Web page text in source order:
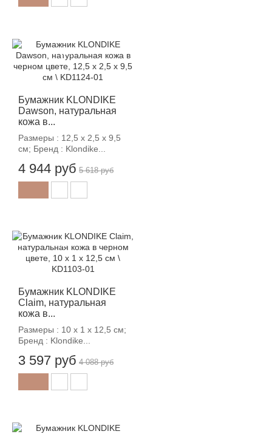
Бумажник KLONDIKE
Dawson, натуральная
кожа в...
Размеры : 12,5 х 2,5 х 9,5
см; Бренд : Klondike...
4 944 руб 5 618 руб
Бумажник KLONDIKE
Claim, натуральная
кожа в...
Размеры : 10 х 1 х 12,5 см;
Бренд : Klondike...
3 597 руб 4 088 руб